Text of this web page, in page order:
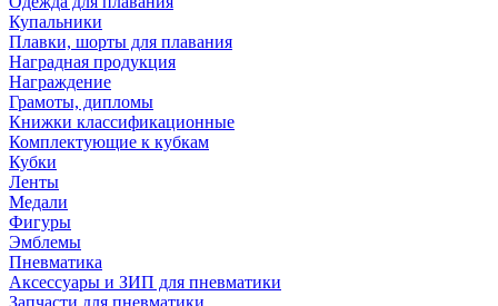
Купальники
Плавки, шорты для плавания
Наградная продукция
Награждение
Грамоты, дипломы
Книжки классификационные
Комплектующие к кубкам
Кубки
Ленты
Медали
Фигуры
Эмблемы
Пневматика
Аксессуары и ЗИП для пневматики
Запчасти для пневматики